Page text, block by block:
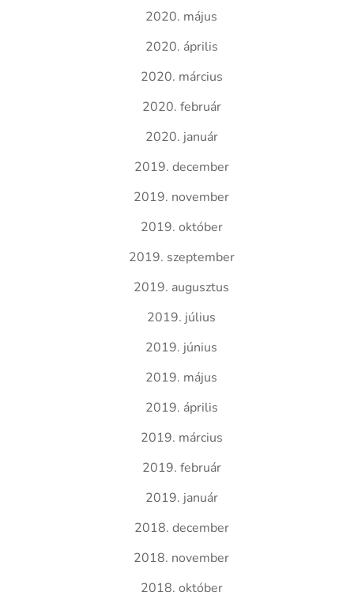
2020. május
2020. április
2020. március
2020. február
2020. január
2019. december
2019. november
2019. október
2019. szeptember
2019. augusztus
2019. július
2019. június
2019. május
2019. április
2019. március
2019. február
2019. január
2018. december
2018. november
2018. október